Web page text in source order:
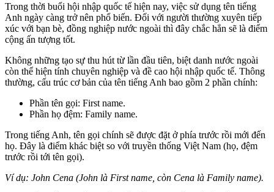
Trong thời buổi hội nhập quốc tế hiện nay, việc sử dụng tên tiếng
Anh ngày càng trở nên phổ biến. Đối với người thường xuyên tiếp
xúc với bạn bè, đồng nghiệp nước ngoài thì đây chắc hẳn sẽ là điểm
cộng ấn tượng tốt.
Không những tạo sự thu hút từ lần đầu tiên, biệt danh nước ngoài
còn thể hiện tính chuyên nghiệp và đề cao hội nhập quốc tế. Thông
thường, cấu trúc cơ bản của tên tiếng Anh bao gồm 2 phần chính:
Phần tên gọi: First name.
Phần họ đệm: Family name.
Trong tiếng Anh, tên gọi chính sẽ được đặt ở phía trước rồi mới đến
họ. Đây là điểm khác biệt so với truyền thống Việt Nam (họ, đệm
trước rồi tới tên gọi).
Ví dụ: John Cena (John là First name, còn Cena là Family name).